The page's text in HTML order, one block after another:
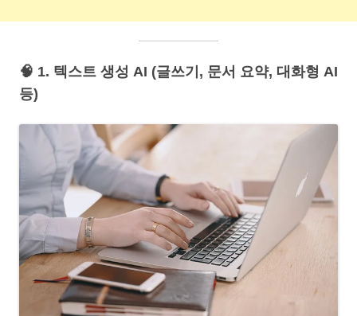
🧠 1. 텍스트 생성 AI (글쓰기, 문서 요약, 대화형 AI
등)